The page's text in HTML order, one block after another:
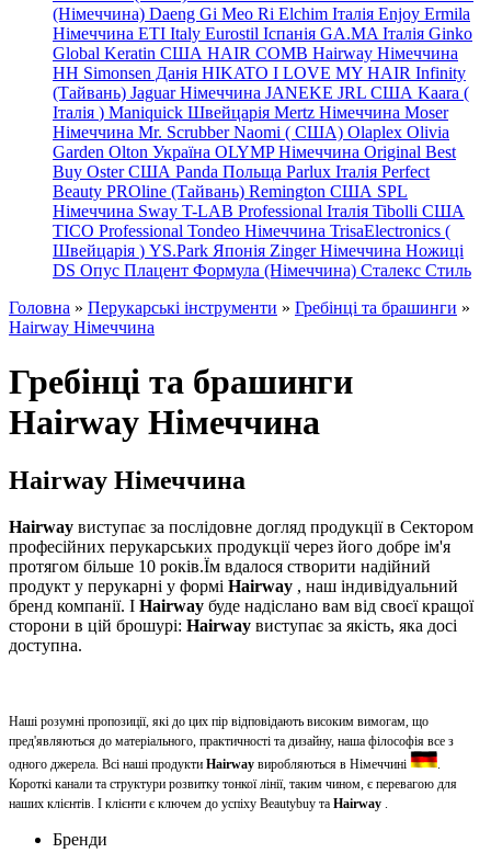
(Німеччина) Daeng Gi Meo Ri Elchim Італія Enjoy Ermila
Німеччина ETI Italy Eurostil Іспанія GA.MA Італія Ginko
Global Keratin США HAIR COMB Hairway Німеччина
HH Simonsen Данія HIKATO I LOVE MY HAIR Infinity
(Тайвань) Jaguar Німеччина JANEKE JRL США Kaara (
Італія ) Maniquick Швейцарія Mertz Німеччина Moser
Німеччина Mr. Scrubber Naomi ( США) Olaplex Olivia
Garden Olton Україна OLYMP Німеччина Original Best
Buy Oster США Panda Польща Parlux Італія Perfect
Beauty PROline (Тайвань) Remington США SPL
Німеччина Sway T-LAB Professional Італія Tibolli США
TICO Professional Tondeo Німеччина TrisaElectronics (
Швейцарія ) YS.Park Японія Zinger Німеччина Ножиці
DS Опус Плацент Формула (Німеччина) Сталекс Стиль
Головна » Перукарські інструменти » Гребінці та брашинги »
Hairway Німеччина
Гребінці та брашинги
Hairway Німеччина
Hairway Німеччина
Hairway виступає за послідовне догляд продукції в Сектором
професійних перукарських продукції через його добре ім'я
протягом більше 10 років.Їм вдалося створити надійний
продукт у перукарні у формі Hairway , наш індивідуальний
бренд компанії. І Hairway буде надіслано вам від своєї кращої
сторони в цій брошурі: Hairway виступає за якість, яка досі
доступна.
Наші розумні пропозиції, які до цих пір відповідають високим вимогам, що
пред'являються до матеріального, практичності та дизайну, наша філософія все з
одного джерела. Всі наші продукти Hairway виробляються в Німеччині
.
Короткі канали та структури розвитку тонкої лінії, таким чином, є перевагою для
наших клієнтів. І клієнти є ключем до успіху Beautybuy та Hairway .
Бренди